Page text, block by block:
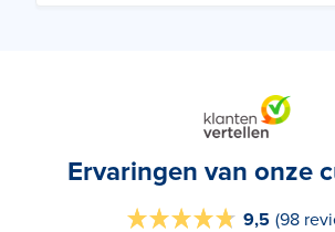
Ervaringen van onze
9,5 (98